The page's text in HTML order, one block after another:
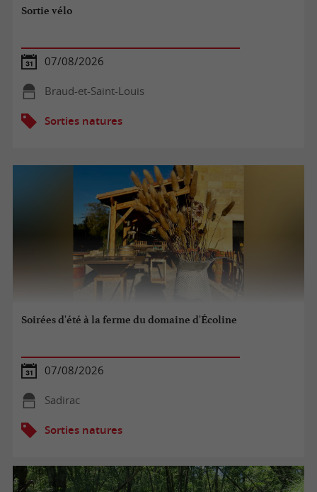
Sortie vélo
07/08/2026
Braud-et-Saint-Louis
Sorties natures
Soirées d'été à la ferme du domaine d'Écoline
07/08/2026
Sadirac
Sorties natures